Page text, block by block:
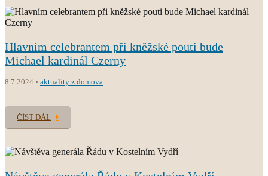
Hlavním celebrantem při kněžské pouti bude
Michael kardinál Czerny
8.7.2024 aktuality z domova
ČÍST DÁL